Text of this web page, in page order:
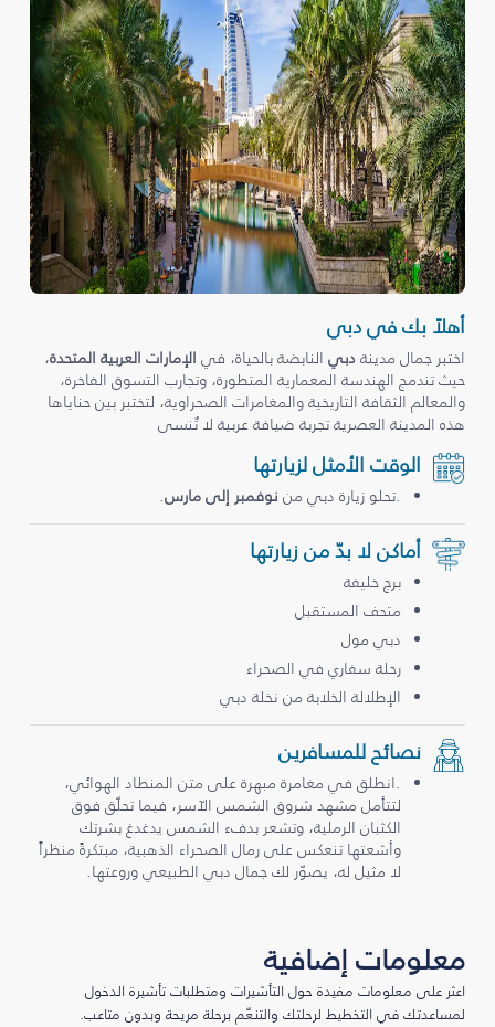
أهلاً بك في دبي
اختبر جمال مدينةدبيالنابضة بالحياة، في الإمارات العربية المتحدة،
حيث تندمج الهندسة المعمارية المتطورة، وتجارب التسوق الفاخرة،
والمعالم الثقافة التاريخية والمغامرات الصحراوية، لتختبر بين حناياها
هذه المدينة العصرية تجربة ضيافة عربية لا تُنسى
الوقت الأمثل لزيارتها
.تحلو زيارة دبي من نوفمبر إلى مارس.
أماكن لا بدّ من زيارتها
برج خليفة
متحف المستقبل
دبي مول
رحلة سفاري في الصحراء
الإطلالة الخلابة من نخلة دبي
نصائح للمسافرين
.انطلق في مغامرة مبهرة على متن المنطاد الهوائي،
لتتأمل مشهد شروق الشمس الآسر، فيما تحلّق فوق
الكثبان الرملية، وتشعر بدفء الشمس يدغدغ بشرتك
وأشعتها تنعكس على رمال الصحراء الذهبية، مبتكرةً منظراً
لا مثيل له، يصوّر لك جمال دبي الطبيعي وروعتها.
معلومات إضافية
اعثر على معلومات مفيدة حول التأشيرات ومتطلبات تأشيرة الدخول
لمساعدتك في التخطيط لرحلتك والتنعّم برحلة مريحة وبدون متاعب.